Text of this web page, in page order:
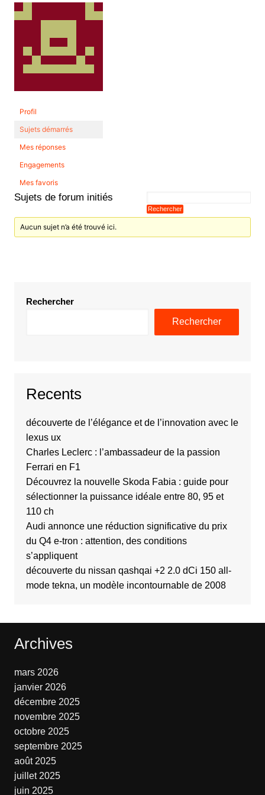
Profil
Sujets démarrés
Mes réponses
Engagements
Mes favoris
Sujets de forum initiés
Aucun sujet n’a été trouvé ici.
Rechercher
Rechercher
Recents
découverte de l’élégance et de l’innovation avec le
lexus ux
Charles Leclerc : l’ambassadeur de la passion
Ferrari en F1
Découvrez la nouvelle Skoda Fabia : guide pour
sélectionner la puissance idéale entre 80, 95 et
110 ch
Audi annonce une réduction significative du prix
du Q4 e-tron : attention, des conditions
s’appliquent
découverte du nissan qashqai +2 2.0 dCi 150 all-
mode tekna, un modèle incontournable de 2008
Archives
mars 2026
janvier 2026
décembre 2025
novembre 2025
octobre 2025
septembre 2025
août 2025
juillet 2025
juin 2025